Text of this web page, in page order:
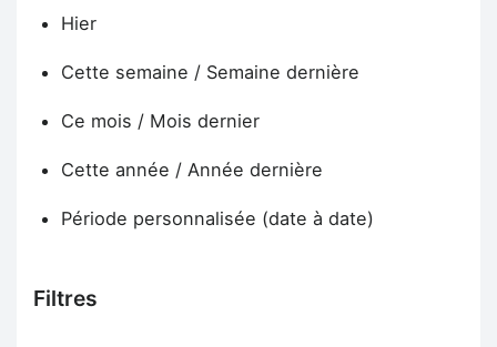
Hier
Cette semaine / Semaine dernière
Ce mois / Mois dernier
Cette année / Année dernière
Période personnalisée (date à date)
Filtres